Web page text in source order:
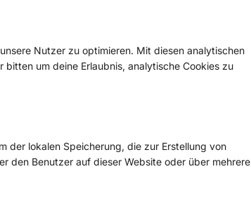
Nutzer zu optimieren. Mit diesen analytischen
um deine Erlaubnis, analytische Cookies zu
der lokalen Speicherung, die zur Erstellung von
den Benutzer auf dieser Website oder über mehrere